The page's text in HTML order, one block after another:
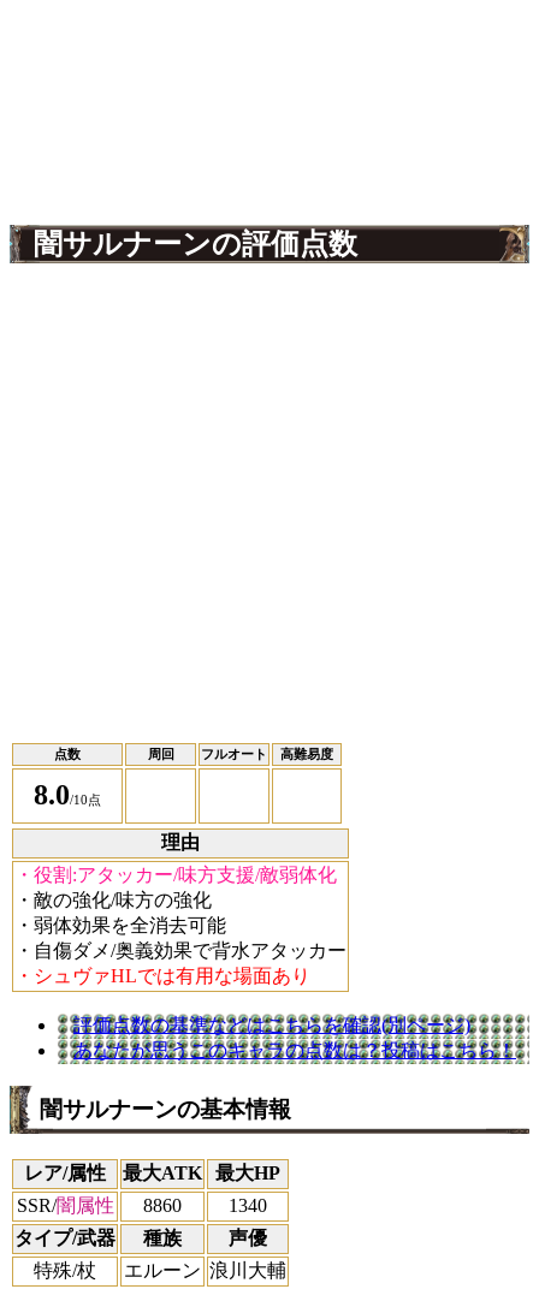
闇サルナーンの評価点数
点数 周回 フルオート 高難易度
8.0/10点
理由
・役割:アタッカー/味方支援/敵弱体化
・敵の強化/味方の強化
・弱体効果を全消去可能
・自傷ダメ/奥義効果で背水アタッカー
・シュヴァHLでは有用な場面あり
評価点数の基準などはこちらを確認(別ページ)
あなたが思うこのキャラの点数は？投稿はこちら！
闇サルナーンの基本情報
レア/属性 最大ATK
最大HP
SSR/闇属性 8860
1340
タイプ/武器
種族
声優
特殊/杖
エルーン 浪川大輔